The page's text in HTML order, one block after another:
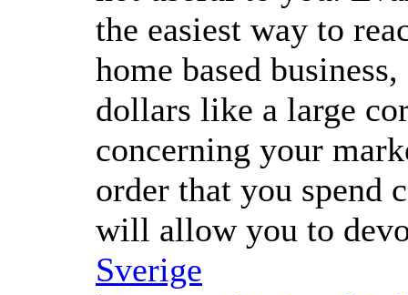
the easiest way to
home based
dollars like a large
concerning your
order that you spend
will allow you to
Sverige